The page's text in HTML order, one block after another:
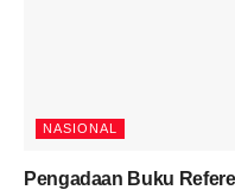
NASIONAL
Pengadaan Buku